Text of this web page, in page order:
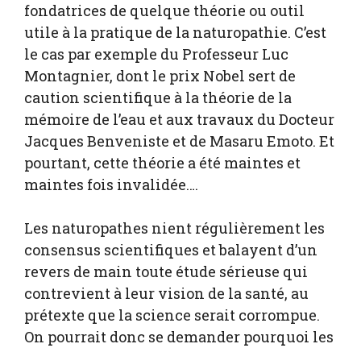
fondatrices de quelque théorie ou outil
utile à la pratique de la naturopathie. C’est
le cas par exemple du Professeur Luc
Montagnier, dont le prix Nobel sert de
caution scientifique à la théorie de la
mémoire de l’eau et aux travaux du Docteur
Jacques Benveniste et de Masaru Emoto. Et
pourtant, cette théorie a été maintes et
maintes fois invalidée….
Les naturopathes nient régulièrement les
consensus scientifiques et balayent d’un
revers de main toute étude sérieuse qui
contrevient à leur vision de la santé, au
prétexte que la science serait corrompue.
On pourrait donc se demander pourquoi les